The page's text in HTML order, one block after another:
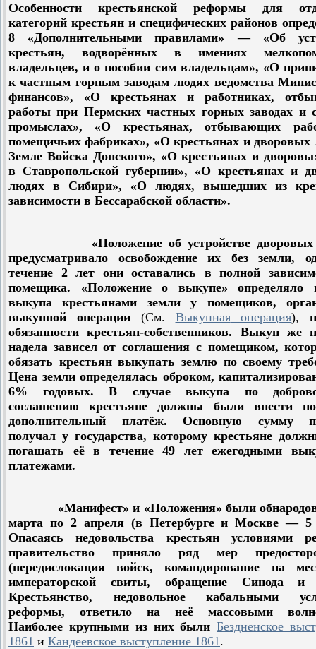
Особенности крестьянской реформы для
категорий крестьян и специфических районов
8 «Дополнительными правилами» — «Об
крестьян, водворённых в имениях
владельцев, и о пособии сим владельцам», «О
к частным горным заводам людях ведомства
финансов», «О крестьянах и работниках,
работы при Пермских частных горных заводах и
промыслах», «О крестьянах, отбывающих
помещичьих фабриках», «О крестьянах и дворовых
Земле Войска Донского», «О крестьянах и
в Ставропольской губернии», «О крестьянах и
людях в Сибири», «О людях, вышедших из
зависимости в Бессарабской области».
«Положение об устройстве дворовых
предусматривало освобождение их без земли,
течение 2 лет они оставались в полной
помещика. «Положение о выкупе» определяло
выкупа крестьянами земли у помещиков,
выкупной операции (См. Выкупная операция),
обязанности крестьян-собственников. Выкуп же
надела зависел от соглашения с помещиком,
обязать крестьян выкупать землю по своему
Цена земли определялась оброком,
6% годовых. В случае выкупа по
соглашению крестьяне должны были внести
дополнительный платёж. Основную сумму
получал у государства, которому крестьяне
погашать её в течение 49 лет ежегодными
платежами.
«Манифест» и «Положения» были
марта по 2 апреля (в Петербурге и Москве — 5
Опасаясь недовольства крестьян условиями
правительство приняло ряд мер
(передислокация войск, командирование на
императорской свиты, обращение Синода
Крестьянство, недовольное кабальными
реформы, ответило на неё массовыми
Наиболее крупными из них былиБездненское
1861 и Кандеевское выступление 1861.